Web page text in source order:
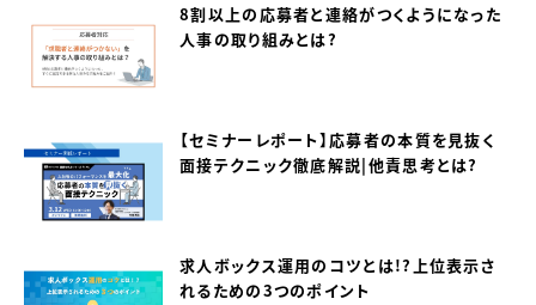
8割以上の応募者と連絡がつくようになった
人事の取り組みとは？
【セミナーレポート】応募者の本質を見抜く
面接テクニック徹底解説｜他責思考とは？
求人ボックス運用のコツとは！？上位表示さ
れるための3つのポイント